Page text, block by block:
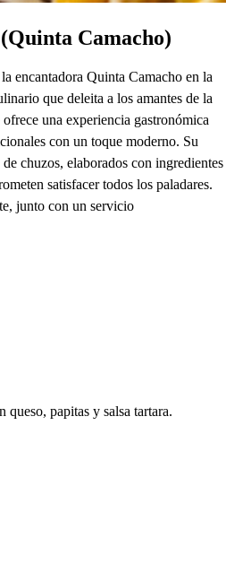
Camacho)
encantadora Quinta Camacho en la
que deleita a los amantes de la
una experiencia gastronómica
con un toque moderno. Su
chuzos, elaborados con ingredientes
satisfacer todos los paladares.
junto con un servicio
papitas y salsa tartara.